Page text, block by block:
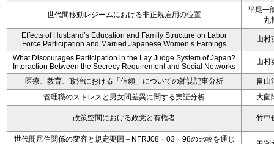
世代間移動レジームにおける非正規雇用の位置
平尾一
丸
Effects of Husband’s Education and Family Structure on Labor
Force Participation and Married Japanese Women’s Earnings
山村
What Discourages Participation in the Lay Judge System of Japan?
Interaction Between the Secrecy Requirement and Social Networks
山村
医療、教育、政治における「信頼」についての雑誌記事分析
畠山
管理職のストレスと男女間差異に関する実証分析
大薗
政策空間における政党と有権者 竹中
世代間居住関係の変容と規定要因－NFRJ08・03・98の比較を通じ